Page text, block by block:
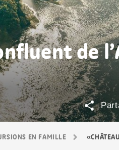
EN FAMILLE «CHÂTEAU
de